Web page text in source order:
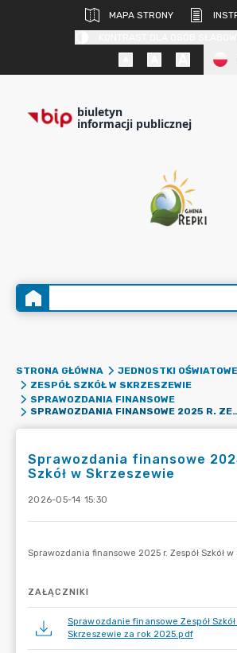
MAPA STRONY
biuletyn
informacji publicznej
STRONA GŁÓWNA
JEDNOSTKI OŚWIATOWE
ZESPÓŁ SZKÓŁ W SKRZESZEWIE
SPRAWOZDANIA FINANSOWE
SPRAWOZDANIA FINANSOWE
Sprawozdania finansowe
Szkół w Skrzeszewie
2026-05-14 15:30
ZAŁĄCZNIKI
Sprawozdanie finansowe Zespół
Skrzeszewie za rok 2025.pdf